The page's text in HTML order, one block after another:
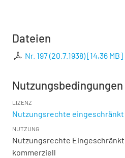
Dateien
Nr. 197 (20.7.1938)[14,36 MB]
Nutzungsbedingungen
LIZENZ
Nutzungsrechte eingeschränkt
NUTZUNG
Nutzungsrechte
kommerziell